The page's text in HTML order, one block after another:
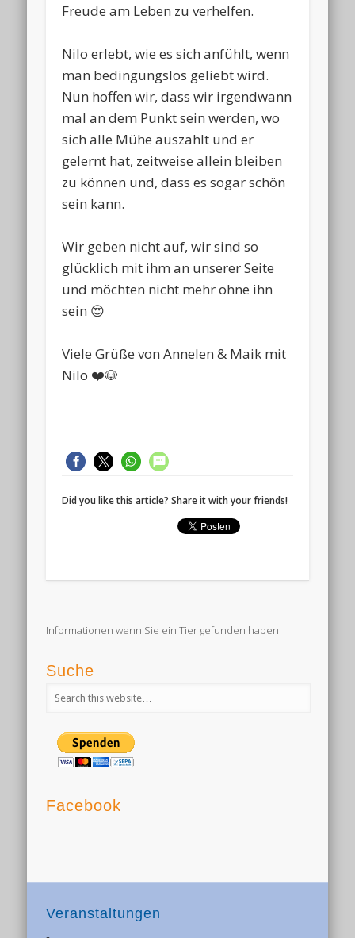
Freude am Leben zu verhelfen.
Nilo erlebt, wie es sich anfühlt, wenn
man bedingungslos geliebt wird.
Nun hoffen wir, dass wir irgendwann
mal an dem Punkt sein werden, wo
sich alle Mühe auszahlt und er
gelernt hat, zeitweise allein bleiben
zu können und, dass es sogar schön
sein kann.
Wir geben nicht auf, wir sind so
glücklich mit ihm an unserer Seite
und möchten nicht mehr ohne ihn
sein 😍
Viele Grüße von Annelen & Maik mit
Nilo ❤️🐶
Did you like this article? Share it with your friends!
Informationen wenn Sie ein Tier gefunden haben
Suche
Facebook
Veranstaltungen